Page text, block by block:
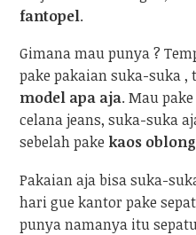
fantopel.
Gimana mau punya ?
pake pakaian suka-suka ,
model apa aja. Mau
celana jeans, suka-suka
sebelah pake kaos oblong
Pakaian aja bisa suka-
hari gue kantor pake
punya namanya itu